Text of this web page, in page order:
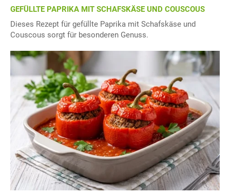
GEFÜLLTE PAPRIKA MIT SCHAFSKÄSE UND COUSCOUS
Dieses Rezept für gefüllte Paprika mit Schafskäse und
Couscous sorgt für besonderen Genuss.